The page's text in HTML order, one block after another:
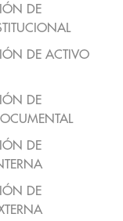
DE
DE ACTIVO
DE
DE
DE